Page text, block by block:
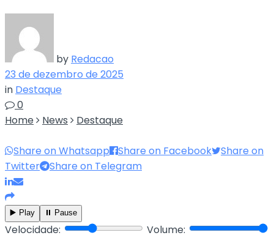
by Redacao
23 de dezembro de 2025
in Destaque
0
Home
News Destaque
Share on Whatsapp Share on Facebook
Share on
Twitter
Share on Telegram
▶️ Play ⏸️ Pause
Velocidade: Volume: